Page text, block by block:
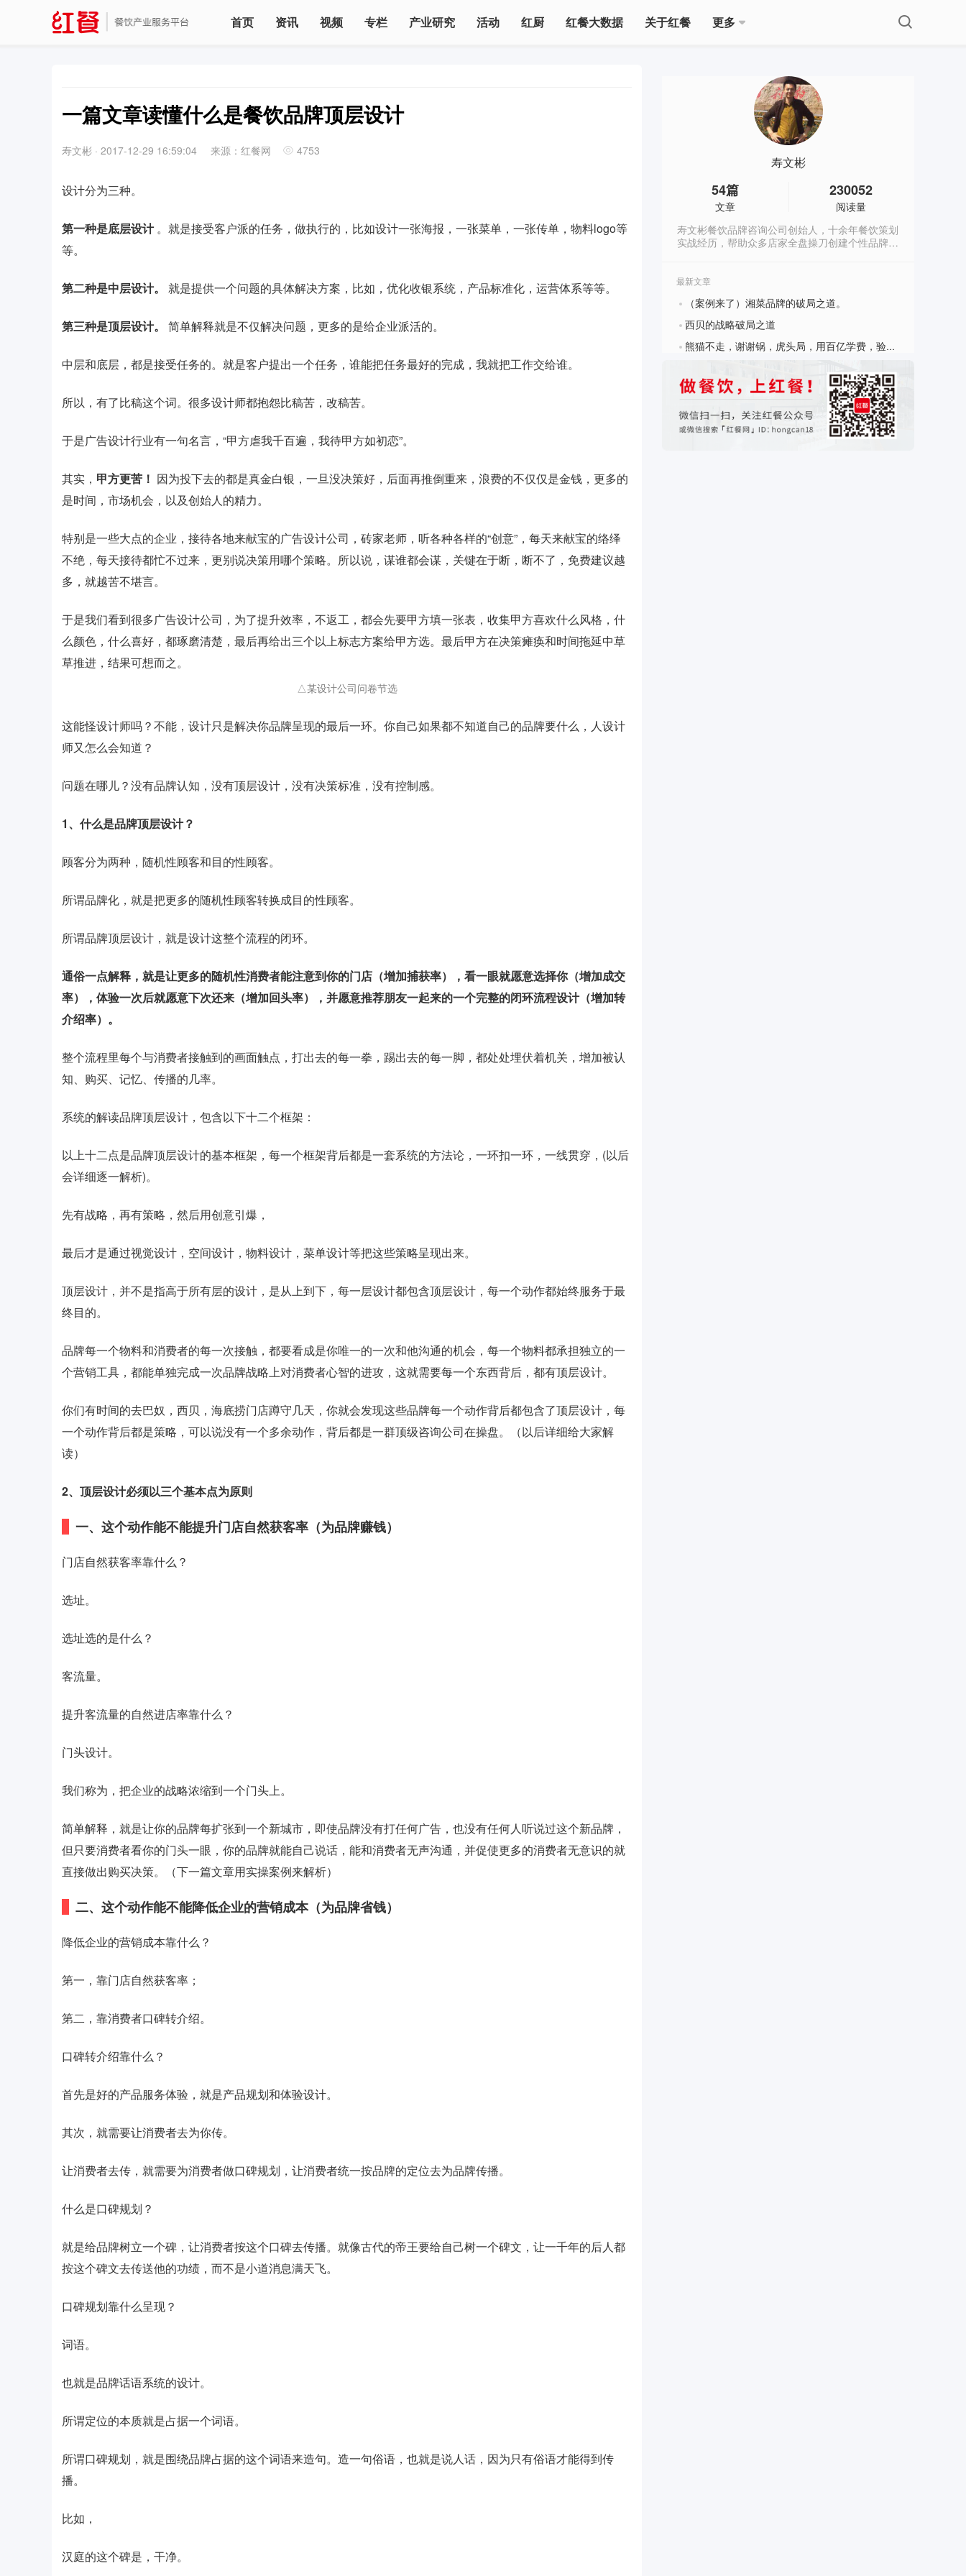
首页 资讯 视频 专栏 产业研究 活动 红厨 红餐大数据 关于红餐 更多
一篇文章读懂什么是餐饮品牌顶层设计
寿文彬 · 2017-12-29 16:59:04 来源：红餐网 4753
设计分为三种。
第一种是底层设计。就是接受客户派的任务，做执行的，比如设计一张海报，一张菜单，一张传单，物料logo等
等。
第二种是中层设计。 就是提供一个问题的具体解决方案，比如，优化收银系统，产品标准化，运营体系等等。
第三种是顶层设计。 简单解释就是不仅解决问题，更多的是给企业派活的。
中层和底层，都是接受任务的。就是客户提出一个任务，谁能把任务最好的完成，我就把工作交给谁。
所以，有了比稿这个词。很多设计师都抱怨比稿苦，改稿苦。
于是广告设计行业有一句名言，“甲方虐我千百遍，我待甲方如初恋”。
其实， 甲方更苦！ 因为投下去的都是真金白银，一旦没决策好，后面再推倒重来，浪费的不仅仅是金钱，更多的
是时间，市场机会，以及创始人的精力。
特别是一些大点的企业，接待各地来献宝的广告设计公司，砖家老师，听各种各样的“创意”，每天来献宝的络绎
不绝，每天接待都忙不过来，更别说决策用哪个策略。所以说，谋谁都会谋，关键在于断，断不了，免费建议越
多，就越苦不堪言。
于是我们看到很多广告设计公司，为了提升效率，不返工，都会先要甲方填一张表，收集甲方喜欢什么风格，什
么颜色，什么喜好，都琢磨清楚，最后再给出三个以上标志方案给甲方选。最后甲方在决策瘫痪和时间拖延中草
草推进，结果可想而之。
△某设计公司问卷节选
这能怪设计师吗？不能，设计只是解决你品牌呈现的最后一环。你自己如果都不知道自己的品牌要什么，人设计
师又怎么会知道？
问题在哪儿？没有品牌认知，没有顶层设计，没有决策标准，没有控制感。
1、 什么是品牌顶层设计？
顾客分为两种，随机性顾客和目的性顾客。
所谓品牌化，就是把更多的随机性顾客转换成目的性顾客。
所谓品牌顶层设计，就是设计这整个流程的闭环。
通俗一点解释，就是让更多的随机性消费者能注意到你的门店（增加捕获率），看一眼就愿意选择你（增加成交
率），体验一次后就愿意下次还来（增加回头率），并愿意推荐朋友一起来的一个完整的闭环流程设计（增加转
介绍率）。
整个流程里每个与消费者接触到的画面触点，打出去的每一拳，踢出去的每一脚，都处处埋伏着机关，增加被认
知、购买、记忆、传播的几率。
系统的解读品牌顶层设计，包含以下十二个框架：
以上十二点是品牌顶层设计的基本框架，每一个框架背后都是一套系统的方法论，一环扣一环，一线贯穿，(以后
会详细逐一解析)。
先有战略，再有策略，然后用创意引爆，
最后才是通过视觉设计，空间设计，物料设计，菜单设计等把这些策略呈现出来。
顶层设计，并不是指高于所有层的设计，是从上到下，每一层设计都包含顶层设计，每一个动作都始终服务于最
终目的。
品牌每一个物料和消费者的每一次接触，都要看成是你唯一的一次和他沟通的机会，每一个物料都承担独立的一
个营销工具，都能单独完成一次品牌战略上对消费者心智的进攻，这就需要每一个东西背后，都有顶层设计。
你们有时间的去巴奴，西贝，海底捞门店蹲守几天，你就会发现这些品牌每一个动作背后都包含了顶层设计，每
一个动作背后都是策略，可以说没有一个多余动作，背后都是一群顶级咨询公司在操盘。（以后详细给大家解
读）
2、 顶层设计必须以三个基本点为原则
一、这个动作能不能提升门店自然获客率（为品牌赚钱）
门店自然获客率靠什么？
选址。
选址选的是什么？
客流量。
提升客流量的自然进店率靠什么？
门头设计。
我们称为，把企业的战略浓缩到一个门头上。
简单解释，就是让你的品牌每扩张到一个新城市，即使品牌没有打任何广告，也没有任何人听说过这个新品牌，
但只要消费者看你的门头一眼，你的品牌就能自己说话，能和消费者无声沟通，并促使更多的消费者无意识的就
直接做出购买决策。（下一篇文章用实操案例来解析）
二、这个动作能不能降低企业的营销成本（为品牌省钱）
降低企业的营销成本靠什么？
第一，靠门店自然获客率；
第二，靠消费者口碑转介绍。
口碑转介绍靠什么？
首先是好的产品服务体验，就是产品规划和体验设计。
其次，就需要让消费者去为你传。
让消费者去传，就需要为消费者做口碑规划，让消费者统一按品牌的定位去为品牌传播。
什么是口碑规划？
就是给品牌树立一个碑，让消费者按这个口碑去传播。就像古代的帝王要给自己树一个碑文，让一千年的后人都
按这个碑文去传送他的功绩，而不是小道消息满天飞。
口碑规划靠什么呈现？
词语。
也就是品牌话语系统的设计。
所谓定位的本质就是占据一个词语。
所谓口碑规划，就是围绕品牌占据的这个词语来造句。造一句俗语，也就是说人话，因为只有俗语才能得到传
播。
比如，
汉庭的这个碑是，干净。
寿文彬
54篇
文章
230052
阅读量
寿文彬餐饮品牌咨询公司创始人，十余年餐饮策划
实战经历，帮助众多店家全盘操刀创建个性品牌，
销企划等全案餐饮服务。（微信：
XMGCYCH）
最新文章
? （案例来了）湘菜品牌的破局之道。
? 西贝的战略破局之道
? 熊猫不走，谢谢锅，虎头局，用百亿学费，验证出的市场规律